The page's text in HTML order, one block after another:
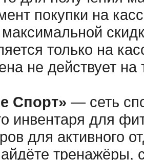
покупки на
только на
не действует
Спорт» — сеть
инвентаря для
для активного
тренажёры,